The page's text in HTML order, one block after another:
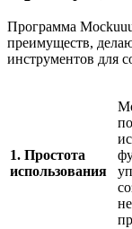
Программа
преимуществ,
инструментов для
1. Простота
использования